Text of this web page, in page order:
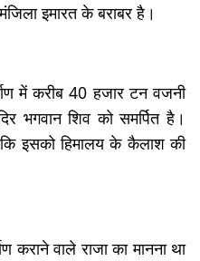
इमारत के बराबर है।
में करीब 40 हजार टन वजनी
भगवान शिव को समर्पित है।
इसको हिमालय के कैलाश की
कराने वाले राजा का मानना था